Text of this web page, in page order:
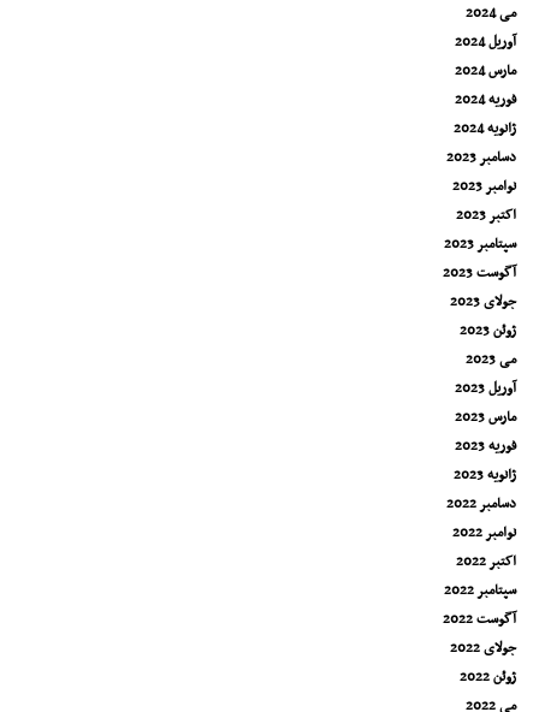
می 2024
آوریل 2024
مارس 2024
فوریه 2024
ژانویه 2024
دسامبر 2023
نوامبر 2023
اکتبر 2023
سپتامبر 2023
آگوست 2023
جولای 2023
ژوئن 2023
می 2023
آوریل 2023
مارس 2023
فوریه 2023
ژانویه 2023
دسامبر 2022
نوامبر 2022
اکتبر 2022
سپتامبر 2022
آگوست 2022
جولای 2022
ژوئن 2022
می 2022